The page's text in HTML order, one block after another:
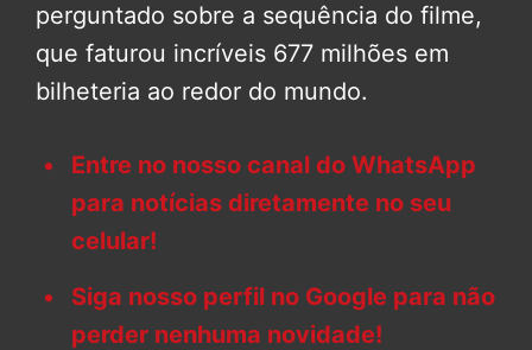
perguntado sobre a sequência do filme,
que faturou incríveis 677 milhões em
bilheteria ao redor do mundo.
Entre no nosso canal do WhatsApp
para notícias diretamente no seu
celular!
Siga nosso perfil no Google para não
perder nenhuma novidade!